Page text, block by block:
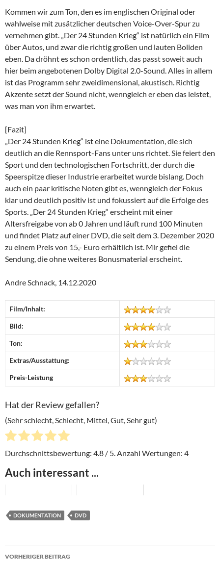
Kommen wir zum Ton, den es im englischen Original oder
wahlweise mit zusätzlicher deutschen Voice-Over-Spur zu
vernehmen gibt. „Der 24 Stunden Krieg“ ist natürlich ein Film
über Autos, und zwar die richtig großen und lauten Boliden
eben. Da dröhnt es schon ordentlich, das passt soweit auch
hier beim angebotenen Dolby Digital 2.0-Sound. Alles in allem
ist das Programm sehr zweidimensional, akustisch. Richtig
Akzente setzt der Sound nicht, wenngleich er eben das leistet,
was man von ihm erwartet.
[Fazit]
„Der 24 Stunden Krieg“ ist eine Dokumentation, die sich
deutlich an die Rennsport-Fans unter uns richtet. Sie feiert den
Sport und den technologischen Fortschritt, der durch die
Speerspitze dieser Industrie erarbeitet wurde bislang. Doch
auch ein paar kritische Noten gibt es, wenngleich der Fokus
klar und deutlich positiv ist und fokussiert auf die Erfolge des
Sports. „Der 24 Stunden Krieg“ erscheint mit einer
Altersfreigabe von ab 0 Jahren und läuft rund 100 Minuten
und findet Platz auf einer DVD, die seit dem 3. Dezember 2020
zu einem Preis von 15,- Euro erhältlich ist. Mir gefiel die
Sendung, die ohne weiteres Bonusmaterial erscheint.
Andre Schnack, 14.12.2020
Film/Inhalt:
Bild:
Ton:
Extras/Ausstattung:
Preis-Leistung
Hat der Review gefallen?
(Sehr schlecht, Schlecht, Mittel, Gut, Sehr gut)
Durchschnittsbewertung: 4.8 / 5. Anzahl Wertungen: 4
Auch interessant ...
DOKUMENTATION DVD
Beitragsnavigation
VORHERIGER BEITRAG